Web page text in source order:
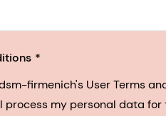
firmenich's User Terms
process my personal data